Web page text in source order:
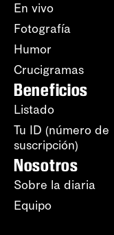
En vivo
Fotografía
Humor
Crucigramas
Beneficios
Listado
Tu ID (número de
suscripción)
Nosotros
Sobre la diaria
Equipo